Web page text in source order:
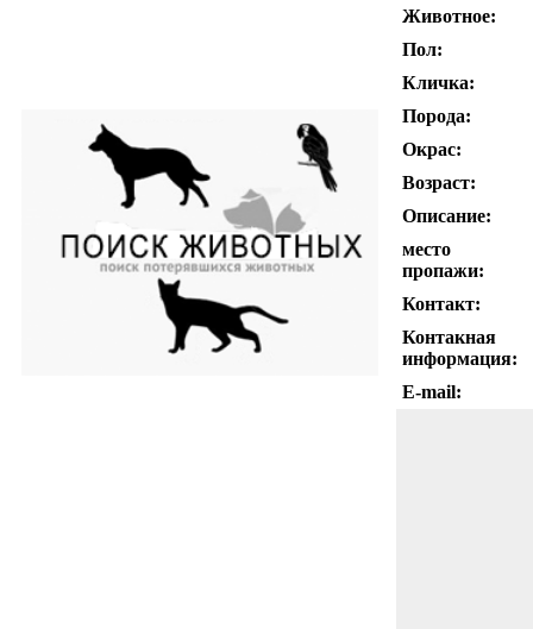
Животное:
Пол:
Кличка:
Порода:
Окрас:
Возраст:
Описание:
место
пропажи:
Контакт:
Контакная
информация:
E-mail: